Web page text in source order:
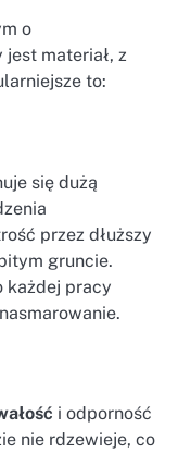
o
jest materiał, z
to:
się dużą
przez dłuższy
gruncie.
każdej pracy
i odporność
nie rdzewieje, co